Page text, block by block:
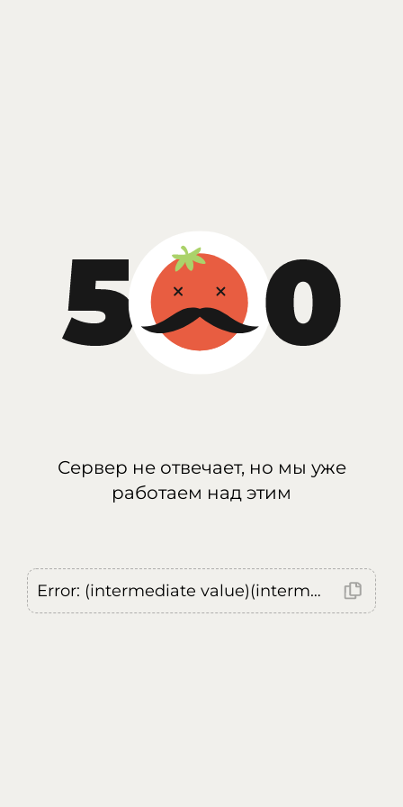
Сервер не отвечает, но мы уже
работаем над этим
Error: (intermediate value)(intermediate value)(intermediate value).replaceAll is not a function